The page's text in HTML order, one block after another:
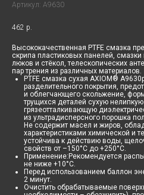
Артикул: A9630
462 р.
Высококачественная PTFE смазка
скрипа пластиковых панелей,
люков и стёкол, телескопических
пар трения из различных материалов.
PTFE смазка сухая AXIOM®
разделительного покрытия,
и облегчающего скольжение,
трущихся деталей сухую
грязеотталкивающую
из ультрадисперсного порошка
Не содержит масел и жиров,
характеристиками химической и
устойчива к действию воды,
свойств от –150°C до +250°C.
Применение:Рекомендуется
не ниже +10°С.
Перед использованием баллон
2 минут.
Очистить обрабатываемые